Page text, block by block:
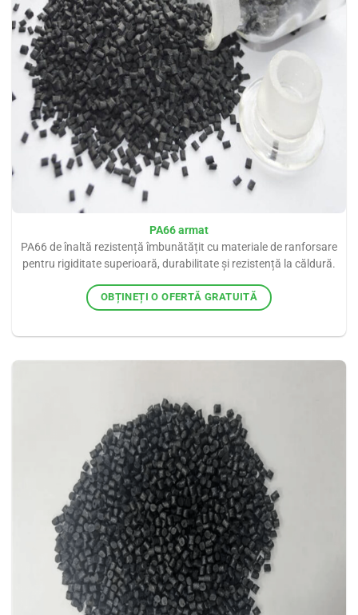
PA66 armat
PA66 de înaltă rezistență îmbunătățit cu materiale de ranforsare
pentru rigiditate superioară, durabilitate și rezistență la căldură.
OBȚINEȚI O OFERTĂ GRATUITĂ